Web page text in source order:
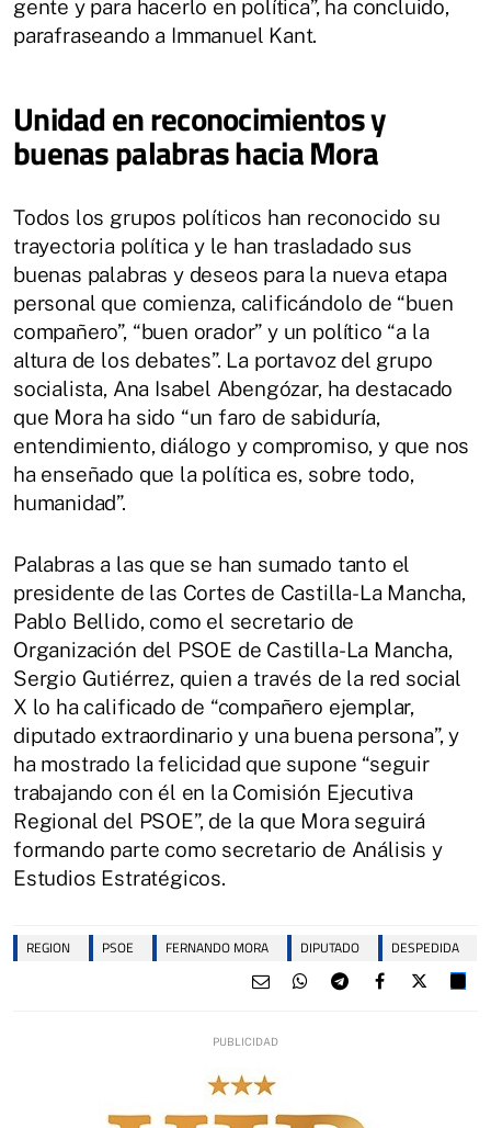
gente y para hacerlo en política”, ha concluido,
parafraseando a Immanuel Kant.
Unidad en reconocimientos y
buenas palabras hacia Mora
Todos los grupos políticos han reconocido su
trayectoria política y le han trasladado sus
buenas palabras y deseos para la nueva etapa
personal que comienza, calificándolo de “buen
compañero”, “buen orador” y un político “a la
altura de los debates”. La portavoz del grupo
socialista, Ana Isabel Abengózar, ha destacado
que Mora ha sido “un faro de sabiduría,
entendimiento, diálogo y compromiso, y que nos
ha enseñado que la política es, sobre todo,
humanidad”.
Palabras a las que se han sumado tanto el
presidente de las Cortes de Castilla-La Mancha,
Pablo Bellido, como el secretario de
Organización del PSOE de Castilla-La Mancha,
Sergio Gutiérrez, quien a través de la red social
X lo ha calificado de “compañero ejemplar,
diputado extraordinario y una buena persona”, y
ha mostrado la felicidad que supone “seguir
trabajando con él en la Comisión Ejecutiva
Regional del PSOE”, de la que Mora seguirá
formando parte como secretario de Análisis y
Estudios Estratégicos.
REGION PSOE FERNANDO MORA DIPUTADO DESPEDIDA